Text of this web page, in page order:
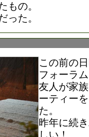
もの。
った。
この前の
フォーラ
友人が家
ーティー
た。
昨年に続
しい！